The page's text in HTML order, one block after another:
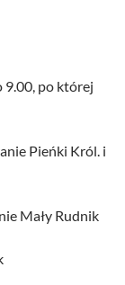
9.00, po której
Pieńki Król. i
Mały Rudnik